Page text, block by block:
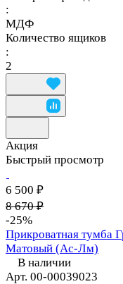
:
МДФ
Количество ящиков
:
2
Акция
Быстрый просмотр
6 500 ₽
8 670 ₽
-25%
Прикроватная тумба
Матовый (Ас-Лм)
В наличии
Арт. 00-00039023